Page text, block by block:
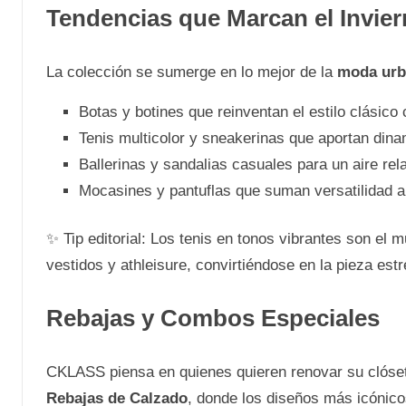
Tendencias que Marcan el
La colección se sumerge en lo mejor de la moda
Botas y botines que reinventan el estilo clásico
Tenis multicolor y sneakerinas que aportan
Ballerinas y sandalias casuales para un aire
Mocasines y pantuflas que suman versatilidad
✨ Tip editorial: Los tenis en tonos vibrantes son el
vestidos y athleisure, convirtiéndose en la pieza
Rebajas y Combos Especiales
CKLASS piensa en quienes quieren renovar su
Rebajas de Calzado, donde los diseños más